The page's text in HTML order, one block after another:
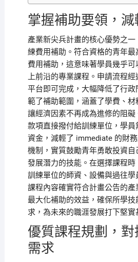
掌握補助要領，
產業新尖兵計畫的核心優勢之一
練費用補助。符合資格的青年
費用補助，這意味著學員幾乎
上前沿的專業課程。申請流程
平台即可完成，大幅降低了行
範了補助範圍，涵蓋了學費、材
讓經濟因素不再成為進修的阻礙
款項直接撥付給訓練單位，學
資金，減輕了 immediate 的財
機制，實質鼓勵青年勇敢投資
發展潛力的技能。在選擇課程
訓練單位的師資、設備與過往
課程內容確實符合計畫公告的
最大化補助的效益，確保所學技
求，為未來的職涯發展打下堅實
優質課程規劃，
需求